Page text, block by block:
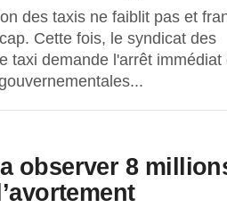
des taxis ne faiblit pas et
Cette fois, le syndicat des
taxi demande l'arrêt immédiat
observer 8